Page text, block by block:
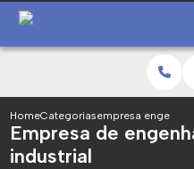
HomeCategoriasempresa
Empresa de
industrial